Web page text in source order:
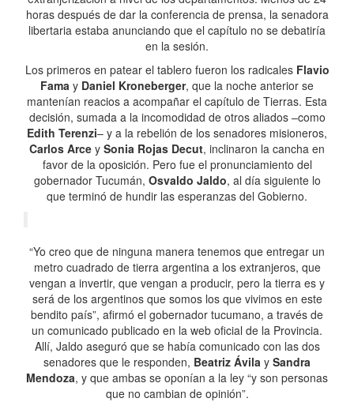
horas después de dar la conferencia de prensa, la senadora
libertaria estaba anunciando que el capítulo no se debatiría
en la sesión.
Los primeros en patear el tablero fueron los radicales Flavio
Fama y Daniel Kroneberger, que la noche anterior se
mantenían reacios a acompañar el capítulo de Tierras. Esta
decisión, sumada a la incomodidad de otros aliados –como
Edith Terenzi– y a la rebelión de los senadores misioneros,
Carlos Arce y Sonia Rojas Decut, inclinaron la cancha en
favor de la oposición. Pero fue el pronunciamiento del
gobernador Tucumán, Osvaldo Jaldo, al día siguiente lo
que terminó de hundir las esperanzas del Gobierno.
“Yo creo que de ninguna manera tenemos que entregar un
metro cuadrado de tierra argentina a los extranjeros, que
vengan a invertir, que vengan a producir, pero la tierra es y
será de los argentinos que somos los que vivimos en este
bendito país”, afirmó el gobernador tucumano, a través de
un comunicado publicado en la web oficial de la Provincia.
Allí, Jaldo aseguró que se había comunicado con las dos
senadores que le responden, Beatriz Ávila y Sandra
Mendoza, y que ambas se oponían a la ley “y son personas
que no cambian de opinión”.